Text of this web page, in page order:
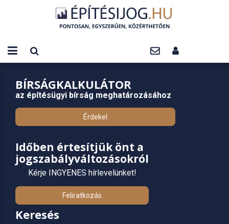
BÍRSÁGKALKULÁTOR
az építésügyi bírság meghatározásához
Érdekel
Időben értesítjük önt a
jogszabályváltozásokról
Kérje INGYENES hírlevelünket!
Feliratkozás
Keresés